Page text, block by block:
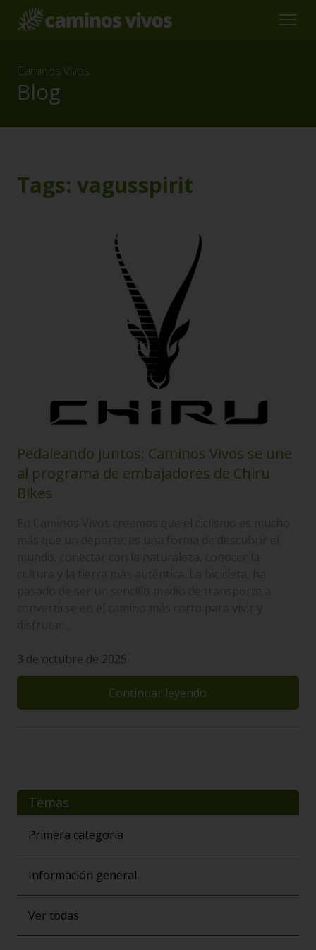
Caminos Vivos
Blog
Tags: vagusspirit
Pedaleando juntos: Caminos Vivos se une
al programa de embajadores de Chiru
Bikes
3 de octubre de 2025
Continuar leyendo
Temas
Primera categoría
Información general
Ver todas